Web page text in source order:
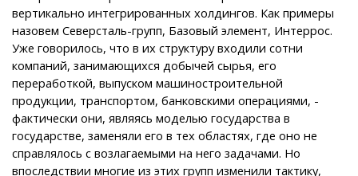
вертикально интегрированных холдингов. Как примеры
назовем Северсталь-групп, Базовый элемент, Интеррос.
Уже говорилось, что в их структуру входили сотни
компаний, занимающихся добычей сырья, его
переработкой, выпуском машиностроительной
продукции, транспортом, банковскими операциями, -
фактически они, являясь моделью государства в
государстве, заменяли его в тех областях, где оно не
справлялось с возлагаемыми на него задачами. Но
впоследствии многие из этих групп изменили тактику,